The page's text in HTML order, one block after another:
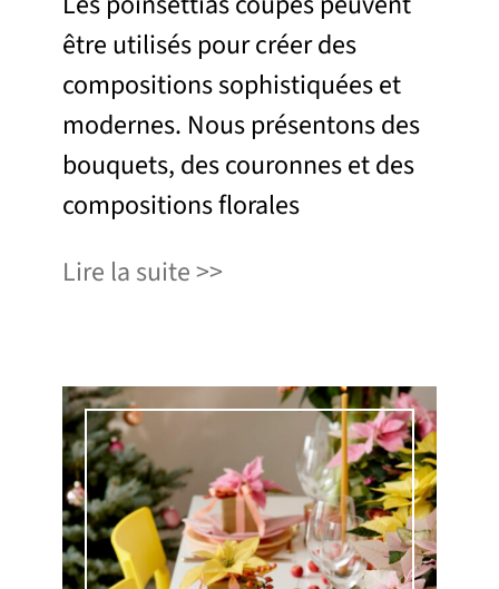
être utilisés pour créer des
compositions sophistiquées et
modernes. Nous présentons des
bouquets, des couronnes et des
compositions florales
Lire la suite